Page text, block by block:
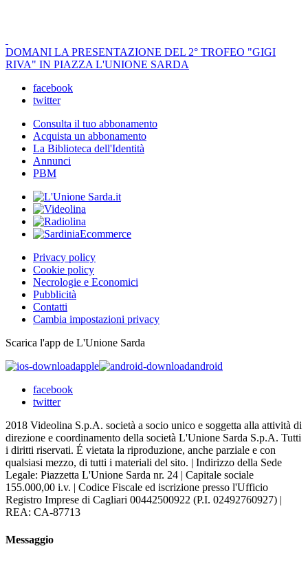
DOMANI LA PRESENTAZIONE DEL 2° TROFEO "GIGI
RIVA" IN PIAZZA L'UNIONE SARDA
facebook
twitter
Consulta il tuo abbonamento
Acquista un abbonamento
La Biblioteca dell'Identità
Annunci
PBM
Privacy policy
Cookie policy
Necrologie e Economici
Pubblicità
Contatti
Cambia impostazioni privacy
Scarica l'app de L'Unione Sarda
apple
android
facebook
twitter
2018 Videolina S.p.A. società a socio unico e soggetta alla attività di
direzione e coordinamento della società L'Unione Sarda S.p.A. Tutti
i diritti riservati. É vietata la riproduzione, anche parziale e con
qualsiasi mezzo, di tutti i materiali del sito. | Indirizzo della Sede
Legale: Piazzetta L'Unione Sarda nr. 24 | Capitale sociale
155.000,00 i.v. | Codice Fiscale ed iscrizione presso l'Ufficio
Registro Imprese di Cagliari 00442500922 (P.I. 02492760927) |
REA: CA-87713
Messaggio